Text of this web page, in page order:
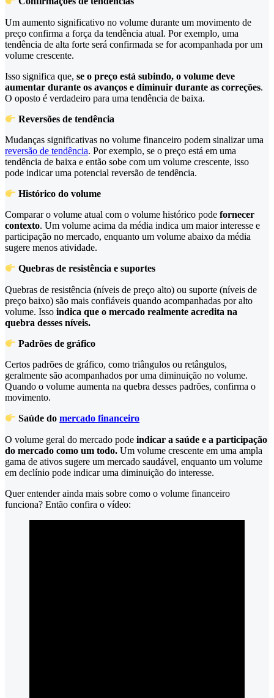
Um aumento significativo no volume durante um movimento de
preço confirma a força da tendência atual. Por exemplo, uma
tendência de alta forte será confirmada se for acompanhada por um
volume crescente.
Isso significa que, se o preço está subindo, o volume deve
aumentar durante os avanços e diminuir durante as correções.
O oposto é verdadeiro para uma tendência de baixa.
Reversões de tendência
Mudanças significativas no volume financeiro podem sinalizar uma
reversão de tendência. Por exemplo, se o preço está em uma
tendência de baixa e então sobe com um volume crescente, isso
pode indicar uma potencial reversão de tendência.
Histórico do volume
Comparar o volume atual com o volume histórico pode fornecer
contexto. Um volume acima da média indica um maior interesse e
participação no mercado, enquanto um volume abaixo da média
sugere menos atividade.
Quebras de resistência e suportes
Quebras de resistência (níveis de preço alto) ou suporte (níveis de
preço baixo) são mais confiáveis quando acompanhadas por alto
volume. Isso indica que o mercado realmente acredita na
quebra desses níveis.
Padrões de gráfico
Certos padrões de gráfico, como triângulos ou retângulos,
geralmente são acompanhados por uma diminuição no volume.
Quando o volume aumenta na quebra desses padrões, confirma o
movimento.
Saúde domercado financeiro
O volume geral do mercado pode indicar a saúde e a participação
do mercado como um todo. Um volume crescente em uma ampla
gama de ativos sugere um mercado saudável, enquanto um volume
em declínio pode indicar uma diminuição do interesse.
Quer entender ainda mais sobre como o volume financeiro
funciona? Então confira o vídeo: